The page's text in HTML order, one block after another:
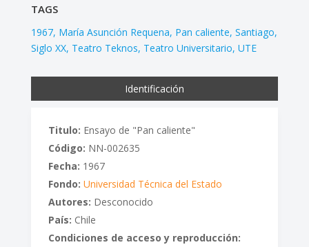
TAGS
1967 María Asunción Requena Pan caliente Santiago
Siglo XX Teatro Teknos Teatro Universitario UTE
Identificación
Titulo: Ensayo de "Pan caliente"
Código: NN-002635
Fecha: 1967
Fondo: Universidad Técnica del Estado
Autores: Desconocido
País: Chile
Condiciones de acceso y reproducción: